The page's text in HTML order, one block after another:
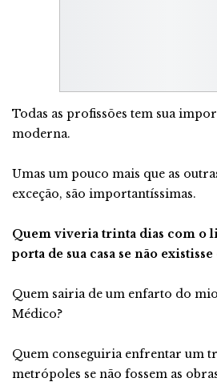
Todas as profissões tem sua
moderna.
Umas um pouco mais que as
exceção, são importantíssimas.
Quem viveria trinta dias com o
porta de sua casa se não existisse
Quem sairia de um enfarto do
Médico?
Quem conseguiria enfrentar um
metrópoles se não fossem as